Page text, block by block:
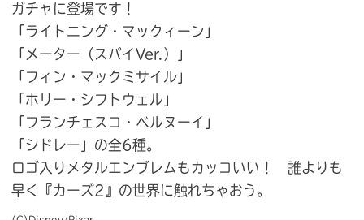
ガチャに登場です！
「ライトニング・マックィーン」
「メーター（スパイVer.）」
「フィン・マックミサイル」
「ホリー・シフトウェル」
「フランチェスコ・ベルヌーイ」
「シドレー」の全6種。
ロゴ入りメタルエンブレムもカッコいい！ 誰よりも
早く『カーズ2』の世界に触れちゃおう。